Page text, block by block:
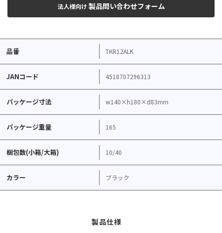
法人様向け 製品問い合わせフォーム
品番 TKR12ALK
JANコード 4518707296313
パッケージ寸法 w140×h180×d83mm
パッケージ重量 165
梱包数(小箱/大箱) 10/40
カラー ブラック